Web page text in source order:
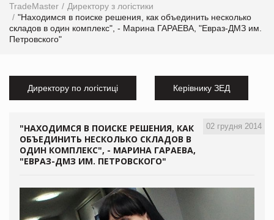
TradeMaster
Директору з логістики
"Находимся в поиске решения, как объединить несколько
складов в один комплекс", - Марина ГАРАЕВА, "Евраз-ДМЗ им.
Петровского"
Директору по логістиці Керівнику ЗЕД
02 грудня 2014
"НАХОДИМСЯ В ПОИСКЕ РЕШЕНИЯ, КАК
ОБЪЕДИНИТЬ НЕСКОЛЬКО СКЛАДОВ В
ОДИН КОМПЛЕКС", - МАРИНА ГАРАЕВА,
"ЕВРАЗ-ДМЗ ИМ. ПЕТРОВСКОГО"